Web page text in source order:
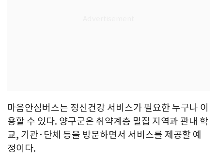
마음안심버스는 정신건강 서비스가 필요한 누구나 이
용할 수 있다. 양구군은 취약계층 밀집 지역과 관내 학
교, 기관·단체 등을 방문하면서 서비스를 제공할 예
정이다.